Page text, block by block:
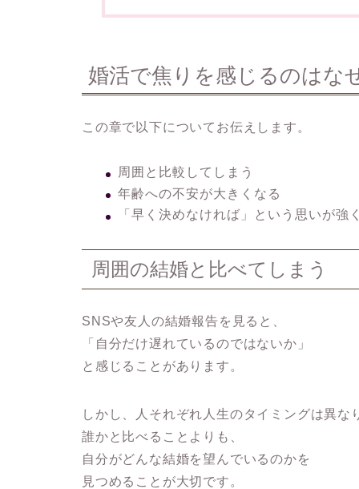
婚活で焦りを感じるのはな
この章で以下についてお伝えします。
周囲と比較してしまう
年齢への不安が大きくなる
「早く決めなければ」という思いが強
周囲の結婚と比べてしまう
SNSや友人の結婚報告を見ると、
「自分だけ遅れているのではないか」
と感じることがあります。
しかし、人それぞれ人生のタイミングは異な
誰かと比べることよりも、
自分がどんな結婚を望んでいるのかを
見つめることが大切です。